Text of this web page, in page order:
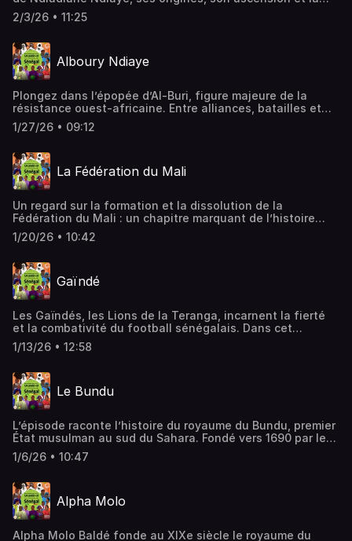
naissance de l’empire du Jolof. Un voyage au cœur d’une
mémoire qui éclaire le présent.
2/3/26 • 11:25
Alboury Ndiaye
Plongez dans l’épopée d’Al‑Buri, figure majeure de la
résistance ouest‑africaine. Entre alliances, batailles et
héritage vivant, découvrez une histoire de courage qui a
marqué toute une région.
1/27/26 • 09:12
La Fédération du Mali
Un regard sur la formation et la dissolution de la
Fédération du Mali : un chapitre marquant de l’histoire
ouest-africaine qui influence encore aujourd’hui la
mémoire et l’identité des deux États.
1/20/26 • 10:42
Gaïndé
Les Gaïndés, les Lions de la Teranga, incarnent la fierté
et la combativité du football sénégalais. Dans cet
épisode, nous revenons sur les premiers triomphes aux
Jeux de l’Amitié en 1963, le légendaire quart de finale de
France, et la finale de la CAN en 2019.
1/13/26 • 12:58
Le Bundu
L’épisode raconte l’histoire du royaume du Bundu, premier
État musulman au sud du Sahara. Fondé vers 1690 par le
marabout Malik Sy, érudit du Coran, qui, après des études
en Mauritanie et un pèlerinage à La Mecque, revint en
1/6/26 • 10:47
Alpha Molo
Alpha Molo Baldé fonde au XIXe siècle le royaume du